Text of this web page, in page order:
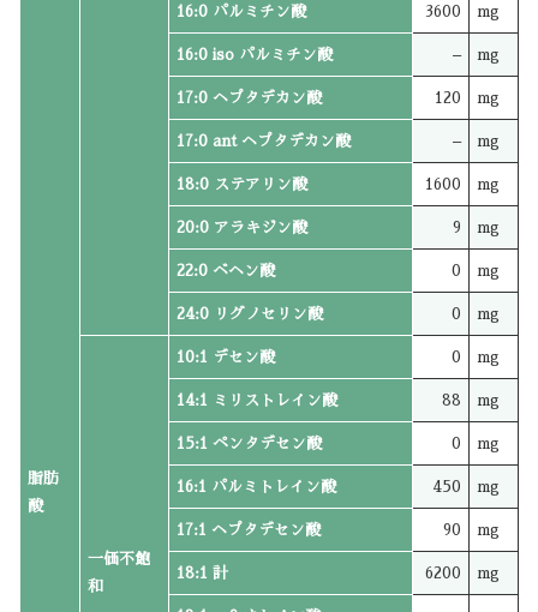
脂肪
酸
16:0 パルミチン酸 3600 mg
16:0 iso パルミチン酸 – mg
17:0 ヘプタデカン酸 120 mg
17:0 ant ヘプタデカン酸 – mg
18:0 ステアリン酸 1600 mg
20:0 アラキジン酸 9 mg
22:0 ベヘン酸 0 mg
24:0 リグノセリン酸 0 mg
一価不飽
和
10:1 デセン酸 0 mg
14:1 ミリストレイン酸 88 mg
15:1 ペンタデセン酸 0 mg
16:1 パルミトレイン酸 450 mg
17:1 ヘプタデセン酸 90 mg
18:1 計 6200 mg